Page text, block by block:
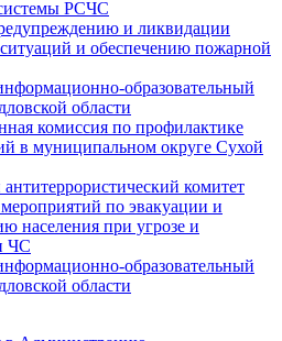
РСЧС
и ликвидации
и обеспечению пожарной
образовательный
области
комиссия по профилактике
в муниципальном округе Сухой
комитет
по эвакуации и
населения при угрозе и
ЧС
образовательный
области